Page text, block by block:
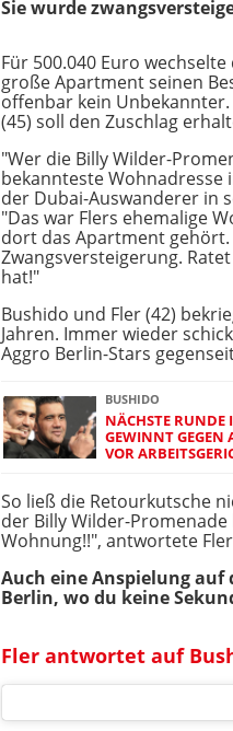
Sie wurde
Für 500.040 Euro
große Apartment seinen
offenbar kein
(45) soll den Zuschlag
"Wer die Billy Wilder-
bekannteste
der Dubai-Auswanderer in
"Das war Flers ehemalige
dort das Apartment gehört.
Zwangsversteigerung.
hat!"
Bushido und Fler (42)
Jahren. Immer wieder
Aggro Berlin-Stars
BUSHIDO
NÄCHSTE RUNDE
GEWINNT GEGEN
VOR
So ließ die Retourkutsche
der Billy Wilder-
Wohnung!!", antwortete
Auch eine Anspielung
Berlin, wo du keine
Fler antwortet auf